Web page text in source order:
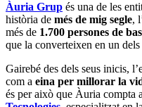
Àuria Grup és una de les
història de més de mig segle,
més de 1.700 persones de
que la converteixen en un
Gairebé des dels seus inicis,
com a eina per millorar la
és per això que Àuria compta